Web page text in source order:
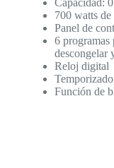
Capacidad:
700 watts de
Panel de
6 programas
descongelar
Reloj digital
Función de